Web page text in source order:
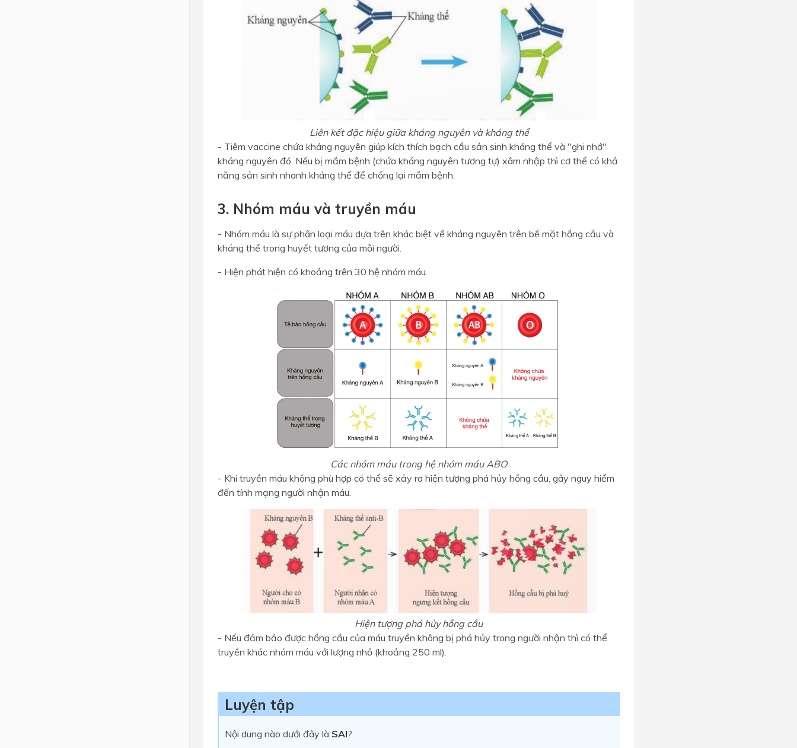
Liên kết đặc hiệu giữa kháng nguyên và kháng thể
- Tiêm vaccine chứa kháng nguyên giúp kích thích bạch cầu sản sinh kháng thể và "ghi nhớ"
kháng nguyên đó. Nếu bị mầm bệnh (chứa kháng nguyên tương tự) xâm nhập thì cơ thể có khả
năng sản sinh nhanh kháng thể để chống lại mầm bệnh.
3. Nhóm máu và truyền máu
- Nhóm máu là sự phân loại máu dựa trên khác biệt về kháng nguyên trên bề mặt hồng cầu và
kháng thể trong huyết tương của mỗi người.
- Hiện phát hiện có khoảng trên 30 hệ nhóm máu.
Các nhóm máu trong hệ nhóm máu ABO
- Khi truyền máu không phù hợp có thể sẽ xảy ra hiện tượng phá hủy hồng cầu, gây nguy hiểm
đến tính mạng người nhận máu.
Hiện tượng phá hủy hồng cầu
- Nếu đảm bảo được hồng cầu của máu truyền không bị phá hủy trong người nhận thì có thể
truyền khác nhóm máu với lượng nhỏ (khoảng 250 ml).
Luyện tập
Nội dung nào dưới đây là SAI?